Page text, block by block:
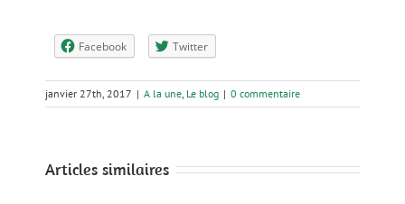
Facebook Twitter
janvier 27th, 2017 | A la une Le blog | 0 commentaire
Articles similaires